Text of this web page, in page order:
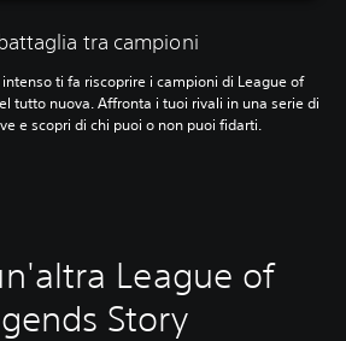
tra campioni
ti fa riscoprire i campioni di League of
tutto nuova. Affronta i tuoi rivali in una serie di
e scopri di chi puoi o non puoi fidarti.
League of
Story